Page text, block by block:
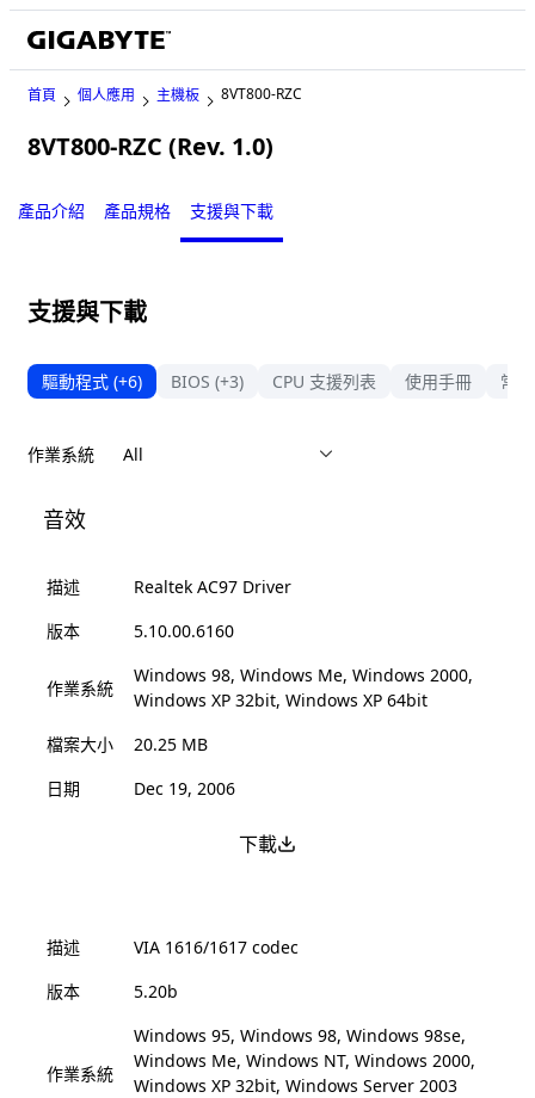
首頁 個人應用 主機板 8VT800-RZC
8VT800-RZC (Rev. 1.0)
產品介紹 產品規格 支援與下載
支援與下載
驅動程式 (+6) BIOS (+3) CPU 支援列表 使用手冊 常
作業系統
音效
描述
Realtek AC97 Driver
版本
5.10.00.6160
作業系統
Windows 98, Windows Me, Windows 2000,
Windows XP 32bit, Windows XP 64bit
檔案大小
20.25 MB
日期
Dec 19, 2006
下載
描述
VIA 1616/1617 codec
版本
5.20b
作業系統
Windows 95, Windows 98, Windows 98se,
Windows Me, Windows NT, Windows 2000,
Windows XP 32bit, Windows Server 2003